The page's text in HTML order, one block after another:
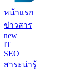
หน้าแรก
ข่าวสาร
new
IT
SEO
สาระน่ารู้